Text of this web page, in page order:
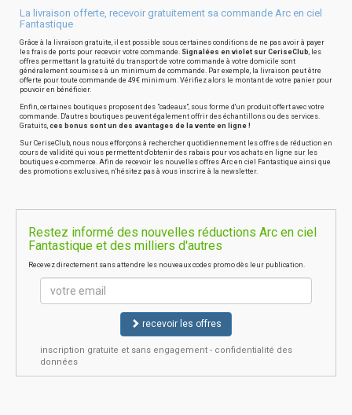
La livraison offerte, recevoir gratuitement sa commande Arc en ciel
Fantastique
Grâce à la livraison gratuite, il est possible sous certaines conditions de ne pas avoir à payer
les frais de ports pour recevoir votre commande. Signalées en violet sur CeriseClub, les
offres permettant la gratuité du transport de votre commande à votre domicile sont
généralement soumises à un minimum de commande. Par exemple, la livraison peut être
offerte pour toute commande de 49€ minimum. Vérifiez alors le montant de votre panier pour
pouvoir en bénéficier.
Enfin, certaines boutiques proposent des "cadeaux", sous forme d'un produit offert avec votre
commande. D'autres boutiques peuvent également offrir des échantillons ou des services.
Gratuits, ces bonus sont un des avantages de la vente en ligne !
Sur CeriseClub, nous nous efforçons à rechercher quotidiennement les offres de réduction en
cours de validité qui vous permettent d'obtenir des rabais pour vos achats en ligne sur les
boutiques e-commerce. Afin de recevoir les nouvelles offres Arc en ciel Fantastique ainsi que
des promotions exclusives, n'hésitez pas à vous inscrire à la newsletter.
Restez informé des nouvelles réductions Arc en ciel
Fantastique et des milliers d'autres
Recevez directement sans attendre les nouveaux codes promo dès leur publication.
recevoir les offres
inscription gratuite et sans engagement - confidentialité des
données